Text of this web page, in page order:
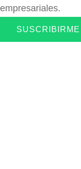
empresariales.